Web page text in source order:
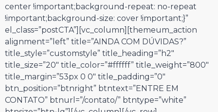
center !important;background-repeat: no-repeat
!important;background-size: cover !important;}”
el_class=”postCTA”][vc_column][themeum_action
alignment=”left” title=”AINDA COM DÚVIDAS?”
title_style=”customstyle” title_heading=”h2″
title_size=”20″ title_color=”#ffffff” title_weight=”800″
title_margin=”53px 0 0″ title_padding=”0″
btn_position=”btnright” btntext=”ENTRE EM
CONTATO” btnurl=”/contato/” btntype=”white”